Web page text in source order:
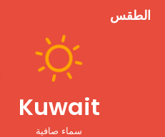
الطقس
Kuwait
سماء صافية